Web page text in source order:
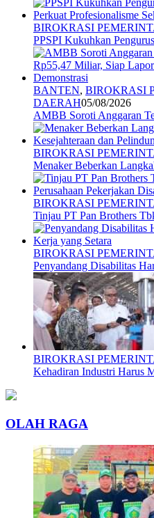
BIROKRASI
PPSPI Kukuhkan
BANTEN, BIROKRASI
DAERAH05/08/2026
AMBB Soroti Anggaran
BIROKRASI
Menaker Beberkan
BIROKRASI
Tinjau PT Pan Brothers
BIROKRASI
Penyandang Disabilitas
BIROKRASI
Kehadiran Industri Harus
OLAH RAGA